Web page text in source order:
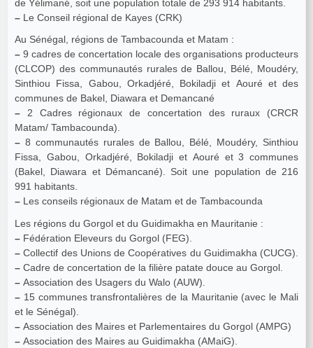
de Yélimané, soit une population totale de 293 914 habitants.
– Le Conseil régional de Kayes (CRK)
Au Sénégal, régions de Tambacounda et Matam :
– 9 cadres de concertation locale des organisations producteurs
(CLCOP) des communautés rurales de Ballou, Bélé, Moudéry,
Sinthiou Fissa, Gabou, Orkadjéré, Bokiladji et Aouré et des
communes de Bakel, Diawara et Demancané
– 2 Cadres régionaux de concertation des ruraux (CRCR
Matam/ Tambacounda).
– 8 communautés rurales de Ballou, Bélé, Moudéry, Sinthiou
Fissa, Gabou, Orkadjéré, Bokiladji et Aouré et 3 communes
(Bakel, Diawara et Démancané). Soit une population de 216
991 habitants.
– Les conseils régionaux de Matam et de Tambacounda
Les régions du Gorgol et du Guidimakha en Mauritanie :
– Fédération Eleveurs du Gorgol (FEG).
– Collectif des Unions de Coopératives du Guidimakha (CUCG).
– Cadre de concertation de la filière patate douce au Gorgol.
– Association des Usagers du Walo (AUW).
– 15 communes transfrontalières de la Mauritanie (avec le Mali
et le Sénégal).
– Association des Maires et Parlementaires du Gorgol (AMPG)
– Association des Maires au Guidimakha (AMaiG).